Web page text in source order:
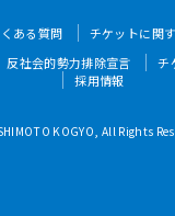
ある質問
チケットに関
反社会的勢力排除宣言
チ
採用情報
KOGYO, All Rights